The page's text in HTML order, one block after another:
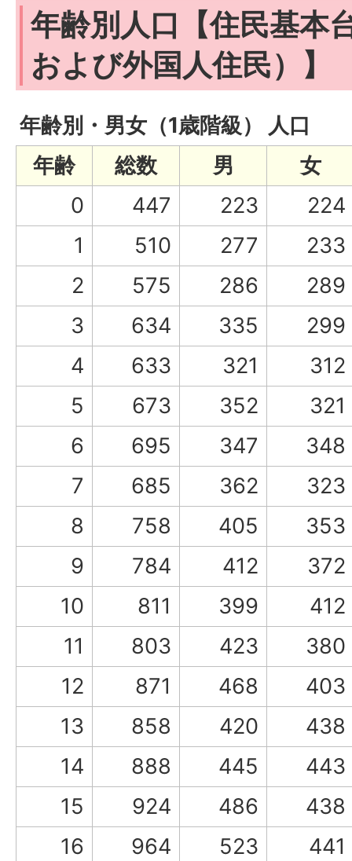
年齢別人口【住民基本
および外国人住民）】
年齢別・男女（1歳階級） 人口
年齢
総数 男
女
0
447 223
224
1
510 277
233
2
575 286
289
3
634 335
299
4
633 321
312
5
673 352
321
6
695 347
348
7
685 362
323
8
758 405
353
9
784 412
372
10
811 399
412
11
803 423
380
12
871 468
403
13
858 420
438
14
888 445
443
15
924 486
438
16
964 523
441